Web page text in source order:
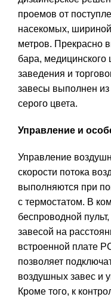
проемов от
насекомых,
метров. Прекрасно
бара, медицинского
заведения и
завесы выполнен из
серого цвета.
Управление и
Управление
скорости потока
выполняются при
с термостатом. В
беспроводной
завесой на
встроенной плате
позволяет
воздушных завес и
Кроме того, к